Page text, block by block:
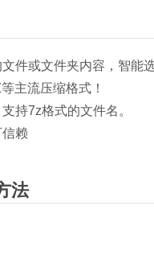
件或文件夹内容，智能
主流压缩格式！
持7z格式的文件名。
赖
法